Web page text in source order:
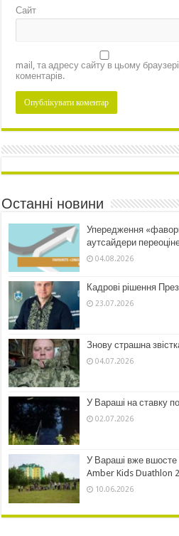
Сайт
mail, та адресу сайту в цьому
коментарів.
Останні новини
Упередження
аутсайдери
04.08.2026
Кадрові рішення
23.07.2026
Знову страшна
04.07.2026
У Вараші на ставку
02.07.2026
У Вараші вже вшосте
Amber Kids Duathlon
10.06.2026